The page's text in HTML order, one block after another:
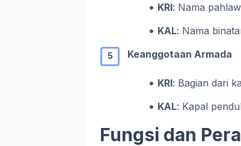
KRI: Nama
KAL: Nama
Keanggotaan Armada
KRI: Bagian dari
KAL: Kapal
Fungsi dan